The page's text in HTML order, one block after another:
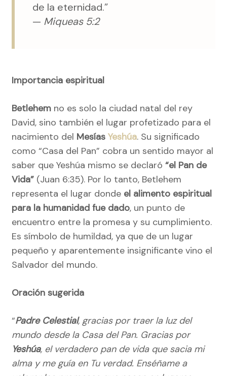
de la eternidad.”
— Miqueas 5:2
Importancia espiritual
Betlehem no es solo la ciudad natal del rey
David, sino también el lugar profetizado para el
nacimiento del Mesías Yeshúa. Su significado
como “Casa del Pan” cobra un sentido mayor al
saber que Yeshúa mismo se declaró “el Pan de
Vida” (Juan 6:35). Por lo tanto, Betlehem
representa el lugar donde el alimento espiritual
para la humanidad fue dado, un punto de
encuentro entre la promesa y su cumplimiento.
Es símbolo de humildad, ya que de un lugar
pequeño y aparentemente insignificante vino el
Salvador del mundo.
Oración sugerida
“Padre Celestial, gracias por traer la luz del
mundo desde la Casa del Pan. Gracias por
Yeshúa, el verdadero pan de vida que sacia mi
alma y me guía en Tu verdad. Enséñame a